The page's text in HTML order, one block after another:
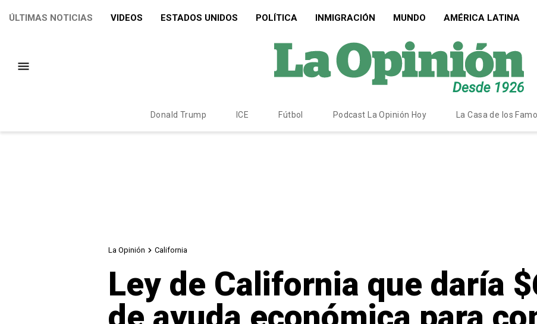
ÚLTIMAS NOTICIAS VIDEOS ESTADOS UNIDOS POLÍTICA INMIGRACIÓN MUNDO AMÉRICA LATINA
Donald Trump ICE Fútbol Podcast La Opinión Hoy La Casa de los
La Opinión California
Ley de California que daría